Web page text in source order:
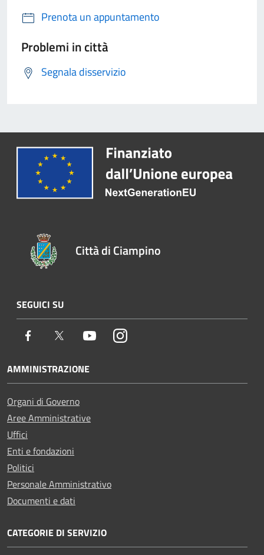
Prenota un appuntamento
Problemi in città
Segnala disservizio
Città di Ciampino
SEGUICI SU
Facebook Twitter YoutubeInstagram
AMMINISTRAZIONE
Organi di Governo
Aree Amministrative
Uffici
Enti e fondazioni
Politici
Personale Amministrativo
Documenti e dati
CATEGORIE DI SERVIZIO